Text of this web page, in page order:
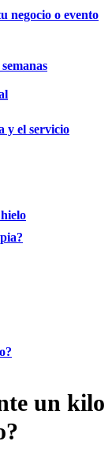
negocio o evento
y el servicio
un kilo